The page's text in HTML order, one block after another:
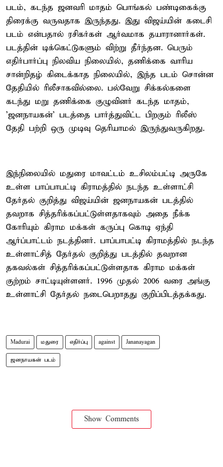
படம், கடந்த ஜனவரி மாதம் பொங்கல் பண்டிகைக்கு
திரைக்கு வருவதாக இருந்தது. இது விஜய்யின் கடைசி
படம் என்பதால் ரசிகர்கள் ஆர்வமாக தயாரானார்கள்.
படத்தின் டிக்கெட்டுகளும் விற்று தீர்ந்தன. பெரும்
எதிர்பார்ப்பு நிலவிய நிலையில், தணிக்கை வாரிய
சான்றிதழ் கிடைக்காத நிலையில், இந்த படம் சொன்ன
தேதியில் ரிலீசாகவில்லை. பல்வேறு சிக்கல்களை
கடந்து மறு தணிக்கை குழுவினர் கடந்த மாதம்,
'ஜனநாயகன்' படத்தை பார்த்துவிட்ட பிறகும் ரிலீஸ்
தேதி பற்றி ஒரு முடிவு தெரியாமல் இருந்துவருகிறது.
இந்நிலையில் மதுரை மாவட்டம் உசிலம்பட்டி அருகே
உள்ள பாப்பாபட்டி கிராமத்தில் நடந்த உள்ளாட்சி
தேர்தல் குறித்து விஜய்யின் ஜனநாயகன் படத்தில்
தவறாக சித்தரிக்கப்பட்டுள்ளதாகவும் அதை நீக்க
கோரியும் கிராம மக்கள் கருப்பு கொடி ஏந்தி
ஆர்ப்பாட்டம் நடத்தினர். பாப்பாபட்டி கிராமத்தில் நடந்த
உள்ளாட்சித் தேர்தல் குறித்து படத்தில் தவறான
தகவல்கள் சித்தரிக்கப்பட்டுள்ளதாக கிராம மக்கள்
குற்றம் சாட்டியுள்ளனர். 1996 முதல் 2006 வரை அங்கு
உள்ளாட்சி தேர்தல் நடைபெறாதது குறிப்பிடத்தக்கது.
Madurai மதுரை எதிர்ப்பு against Jananayagan
ஜனநாயகன் படம்
Show Comments